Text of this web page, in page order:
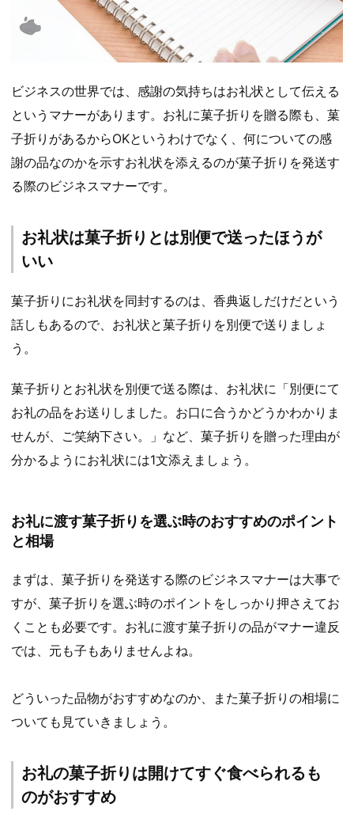
ビジネスの世界では、感謝の気持ちはお礼状として伝える
というマナーがあります。お礼に菓子折りを贈る際も、菓
子折りがあるからOKというわけでなく、何についての感
謝の品なのかを示すお礼状を添えるのが菓子折りを発送す
る際のビジネスマナーです。
お礼状は菓子折りとは別便で送ったほうが
いい
菓子折りにお礼状を同封するのは、香典返しだけだという
話しもあるので、お礼状と菓子折りを別便で送りましょ
う。
菓子折りとお礼状を別便で送る際は、お礼状に「別便にて
お礼の品をお送りしました。お口に合うかどうかわかりま
せんが、ご笑納下さい。」など、菓子折りを贈った理由が
分かるようにお礼状には1文添えましょう。
お礼に渡す菓子折りを選ぶ時のおすすめのポイント
と相場
まずは、菓子折りを発送する際のビジネスマナーは大事で
すが、菓子折りを選ぶ時のポイントをしっかり押さえてお
くことも必要です。お礼に渡す菓子折りの品がマナー違反
では、元も子もありませんよね。
どういった品物がおすすめなのか、また菓子折りの相場に
ついても見ていきましょう。
お礼の菓子折りは開けてすぐ食べられるも
のがおすすめ